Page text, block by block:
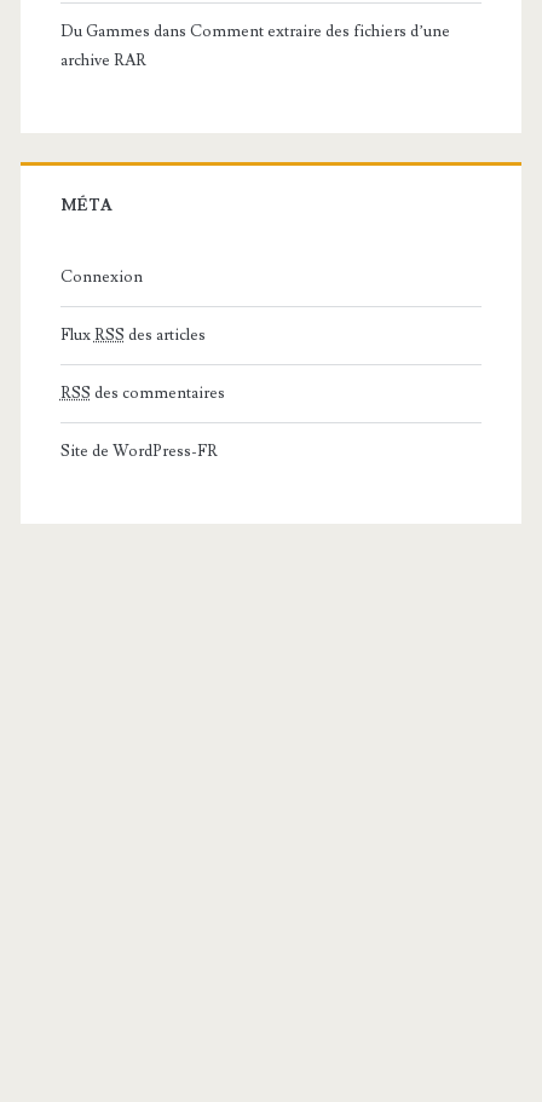
Du Gammes dans Comment extraire des fichiers d’une
archive RAR
MÉTA
Connexion
FluxRSS des articles
RSS des commentaires
Site de WordPress-FR